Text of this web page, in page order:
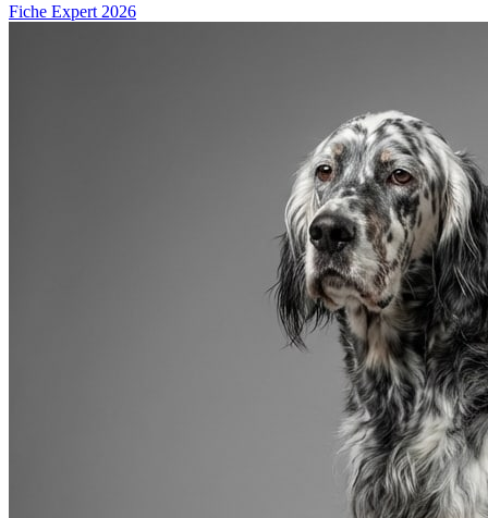
Fiche Expert 2026